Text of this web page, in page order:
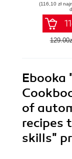
(116,10 zł
Ebooka
of
recipes
skills"